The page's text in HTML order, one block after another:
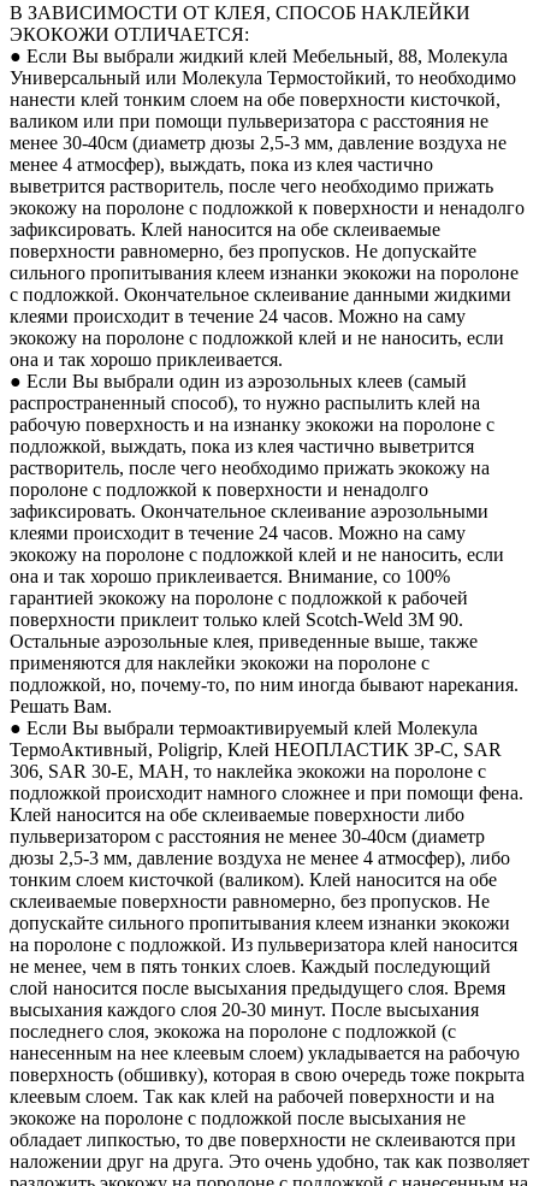
В ЗАВИСИМОСТИ ОТ КЛЕЯ, СПОСОБ НАКЛЕЙКИ
ЭКОКОЖИ ОТЛИЧАЕТСЯ:
● Если Вы выбрали жидкий клей Мебельный, 88, Молекула
Универсальный или Молекула Термостойкий, то необходимо
нанести клей тонким слоем на обе поверхности кисточкой,
валиком или при помощи пульверизатора с расстояния не
менее 30-40см (диаметр дюзы 2,5-3 мм, давление воздуха не
менее 4 атмосфер), выждать, пока из клея частично
выветрится растворитель, после чего необходимо прижать
экокожу на поролоне с подложкой к поверхности и ненадолго
зафиксировать. Клей наносится на обе склеиваемые
поверхности равномерно, без пропусков. Не допускайте
сильного пропитывания клеем изнанки экокожи на поролоне
с подложкой. Окончательное склеивание данными жидкими
клеями происходит в течение 24 часов. Можно на саму
экокожу на поролоне с подложкой клей и не наносить, если
она и так хорошо приклеивается.
● Если Вы выбрали один из аэрозольных клеев (самый
распространенный способ), то нужно распылить клей на
рабочую поверхность и на изнанку экокожи на поролоне с
подложкой, выждать, пока из клея частично выветрится
растворитель, после чего необходимо прижать экокожу на
поролоне с подложкой к поверхности и ненадолго
зафиксировать. Окончательное склеивание аэрозольными
клеями происходит в течение 24 часов. Можно на саму
экокожу на поролоне с подложкой клей и не наносить, если
она и так хорошо приклеивается. Внимание, со 100%
гарантией экокожу на поролоне с подложкой к рабочей
поверхности приклеит только клей Scotch-Weld 3M 90.
Остальные аэрозольные клея, приведенные выше, также
применяются для наклейки экокожи на поролоне с
подложкой, но, почему-то, по ним иногда бывают нарекания.
Решать Вам.
● Если Вы выбрали термоактивируемый клей Молекула
ТермоАктивный, Poligrip, Клей НЕОПЛАСТИК 3P-C, SAR
306, SAR 30-E, MAH, то наклейка экокожи на поролоне с
подложкой происходит намного сложнее и при помощи фена.
Клей наносится на обе склеиваемые поверхности либо
пульверизатором с расстояния не менее 30-40см (диаметр
дюзы 2,5-3 мм, давление воздуха не менее 4 атмосфер), либо
тонким слоем кисточкой (валиком). Клей наносится на обе
склеиваемые поверхности равномерно, без пропусков. Не
допускайте сильного пропитывания клеем изнанки экокожи
на поролоне с подложкой. Из пульверизатора клей наносится
не менее, чем в пять тонких слоев. Каждый последующий
слой наносится после высыхания предыдущего слоя. Время
высыхания каждого слоя 20-30 минут. После высыхания
последнего слоя, экокожа на поролоне с подложкой (с
нанесенным на нее клеевым слоем) укладывается на рабочую
поверхность (обшивку), которая в свою очередь тоже покрыта
клеевым слоем. Так как клей на рабочей поверхности и на
экокоже на поролоне с подложкой после высыхания не
обладает липкостью, то две поверхности не склеиваются при
наложении друг на друга. Это очень удобно, так как позволяет